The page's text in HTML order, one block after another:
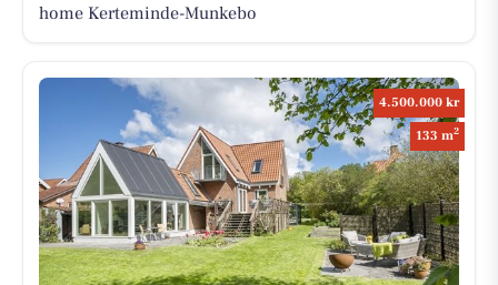
home Kerteminde-Munkebo
4.500.000 kr
133 m2